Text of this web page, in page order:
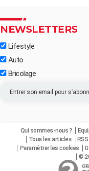
NEWSLETTERS
Lifestyle
Auto
Bricolage
Qui sommes-nous ?
Tous les articles
RSS
Paramétrer les cookies
©